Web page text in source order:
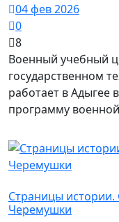
04 фев 2026
0
8
Военный учебный
государственном
работает в Адыгее
программу военной
Страницы истории.
Черемушки